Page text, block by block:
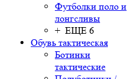
Футболки поло и
лонгсливы
+ ЕЩЕ 6
Обувь тактическая
Ботинки
тактические